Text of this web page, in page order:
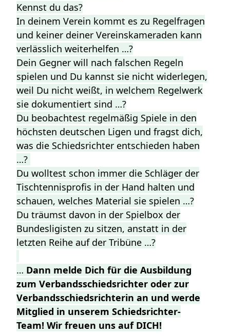
Kennst du das?
In deinem Verein kommt es zu Regelfragen
und keiner deiner Vereinskameraden kann
verlässlich weiterhelfen …?
Dein Gegner will nach falschen Regeln
spielen und Du kannst sie nicht widerlegen,
weil Du nicht weißt, in welchem Regelwerk
sie dokumentiert sind …?
Du beobachtest regelmäßig Spiele in den
höchsten deutschen Ligen und fragst dich,
was die Schiedsrichter entschieden haben
…?
Du wolltest schon immer die Schläger der
Tischtennisprofis in der Hand halten und
schauen, welches Material sie spielen …?
Du träumst davon in der Spielbox der
Bundesligisten zu sitzen, anstatt in der
letzten Reihe auf der Tribüne …?
… Dann melde Dich für die Ausbildung
zum Verbandsschiedsrichter oder zur
Verbandsschiedsrichterin an und werde
Mitglied in unserem Schiedsrichter-
Team! Wir freuen uns auf DICH!